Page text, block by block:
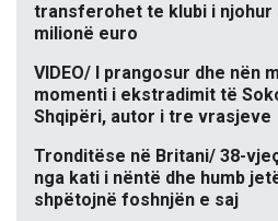
transferohet te klubi i njohur
milionë euro
VIDEO/ I prangosur dhe nën
momenti i ekstradimit të
Shqipëri, autor i tre vrasjeve
Tronditëse në Britani/ 38-
nga kati i nëntë dhe humb
shpëtojnë foshnjën e saj